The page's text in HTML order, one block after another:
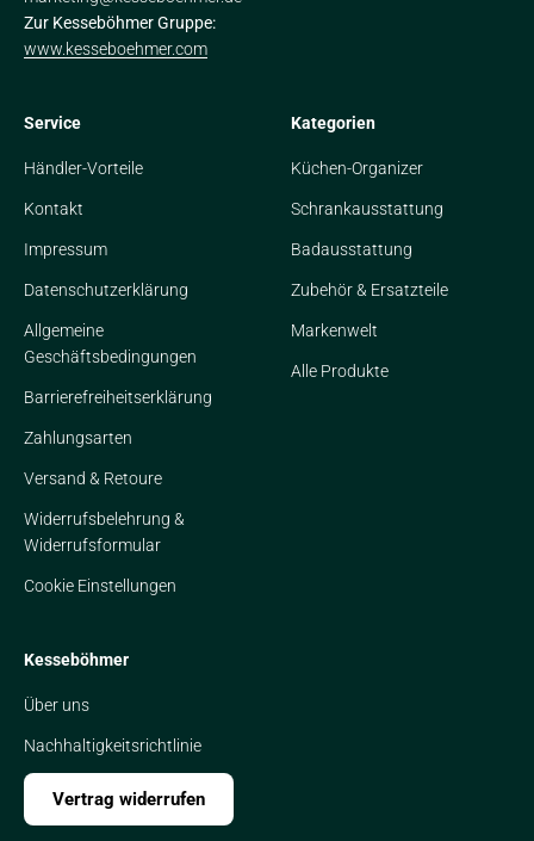
Zur Kesseböhmer Gruppe:
www.kesseboehmer.com
Service
Händler-Vorteile
Kontakt
Impressum
Datenschutzerklärung
Allgemeine
Geschäftsbedingungen
Barrierefreiheitserklärung
Zahlungsarten
Versand & Retoure
Widerrufsbelehrung &
Widerrufsformular
Cookie Einstellungen
Kategorien
Küchen-Organizer
Schrankausstattung
Badausstattung
Zubehör & Ersatzteile
Markenwelt
Alle Produkte
Kesseböhmer
Über uns
Nachhaltigkeitsrichtlinie
Vertrag widerrufen